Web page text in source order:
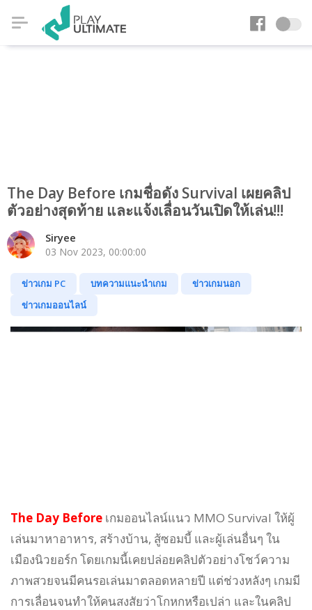
The Day Before เกมชื่อดัง Survival เผยคลิป
ตัวอย่างสุดท้าย และแจ้งเลื่อนวันเปิดให้เล่น!!!
Siryee
03 Nov 2023, 00:00:00
ข่าวเกม PC บทความแนะนำเกม
ข่าวเกมนอก
ข่าวเกมออนไลน์
The Day Before เกมออนไลน์แนว MMO Survival ให้ผู้
เล่นมาหาอาหาร, สร้างบ้าน, สู้ซอมบี้ และผู้เล่นอื่นๆ ใน
เมืองนิวยอร์ก โดยเกมนี้เคยปล่อยคลิปตัวอย่างโชว์ความ
ภาพสวยจนมีคนรอเล่นมาตลอดหลายปี แต่ช่วงหลังๆ เกมมี
การเลื่อนจนทำให้คนสงสัยว่าโกหกหรือเปล่า และในคลิป